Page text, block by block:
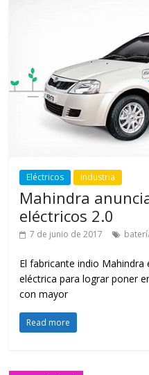
Eléctricos Industria
Mahindra
eléctricos 2.0
7 de junio de 2017
El fabricante indio
eléctrica para lograr poner
con mayor
Read more